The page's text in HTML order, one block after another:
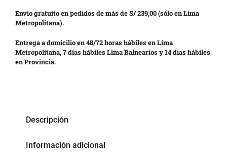
Envío gratuito en pedidos de más de S/ 239,00 (sólo en Lima
Metropolitana).
Entrega a domicilio en 48/72 horas hábiles en Lima
Metropolitana, 7 días hábiles Lima Balnearios y 14 días hábiles
en Provincia.
Descripción
Información adicional